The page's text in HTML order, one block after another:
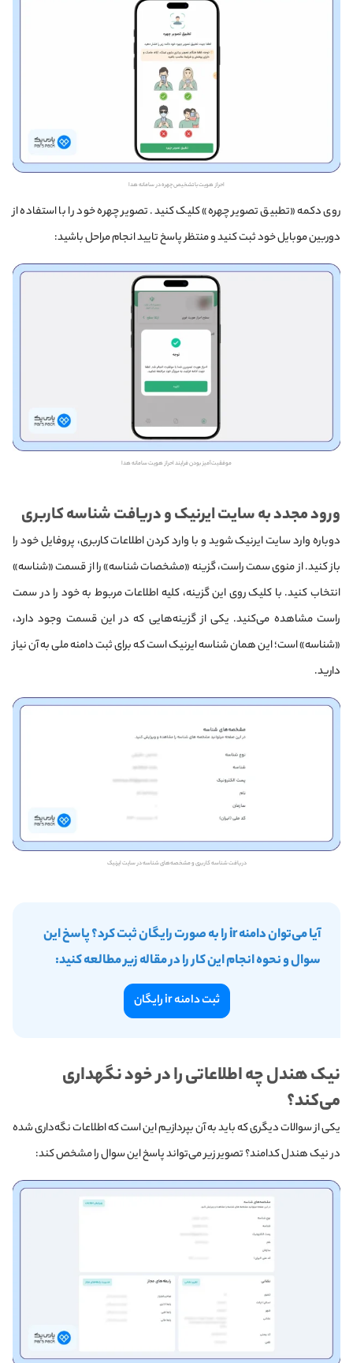
احراز هویت با تشخیص چهره در سامانه هدا
روی دکمه «تطبیق تصویر چهره» کلیک کنید. تصویر چهره خود را با استفاده از
دوربین موبایل خود ثبت کنید و منتظر پاسخ تایید انجام مراحل باشید:
موفقیت‌آمیز بودن فرایند احراز هویت سامانه هدا
ورود مجدد به سایت ایرنیک و دریافت شناسه کاربری
دوباره وارد سایت ایرنیک شوید و با وارد کردن اطلاعات کاربری، پروفایل خود را
باز کنید. از منوی سمت راست، گزینه «مشخصات شناسه» را از قسمت «شناسه»
انتخاب کنید. با کلیک روی این گزینه، کلیه اطلاعات مربوط به خود را در سمت
راست مشاهده می‌کنید. یکی از گزینه‌هایی که در این قسمت وجود دارد،
«شناسه» است؛ این همان شناسه ایرنیک است که برای ثبت دامنه ملی به آن نیاز
دارید.
دریافت شناسه کاربری و مشخصه‌های شناسه در سایت ایرنیک
آیا می‌توان دامنه ir را به صورت رایگان ثبت کرد؟ پاسخ این
سوال و نحوه انجام این کار را در مقاله زیر مطالعه کنید:
ثبت دامنه ir رایگان
نیک هندل چه اطلاعاتی را در خود نگهداری
می‌کند؟
یکی از سوالات دیگری که باید به آن بپردازیم این است که اطلاعات نگه‌داری شده
در نیک هندل کدامند؟ تصویر زیر می‌تواند پاسخ این سوال را مشخص کند: